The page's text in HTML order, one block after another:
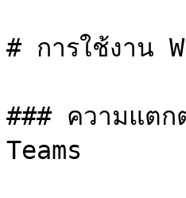
# การใช้งาน
### ความแตก
Teams